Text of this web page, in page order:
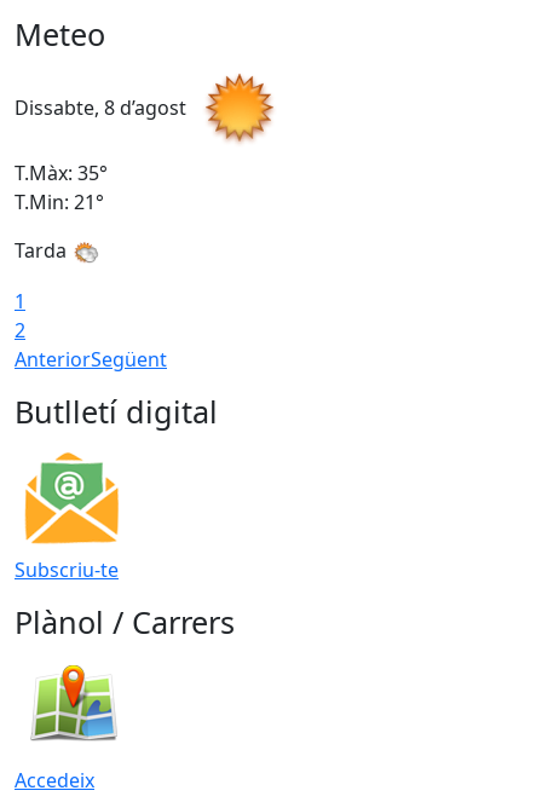
Meteo
Dissabte, 8 d’agost
T.Màx: 35°
T.Min: 21°
Tarda
1
2
AnteriorSegüent
Butlletí digital
Subscriu-te
Plànol / Carrers
Accedeix